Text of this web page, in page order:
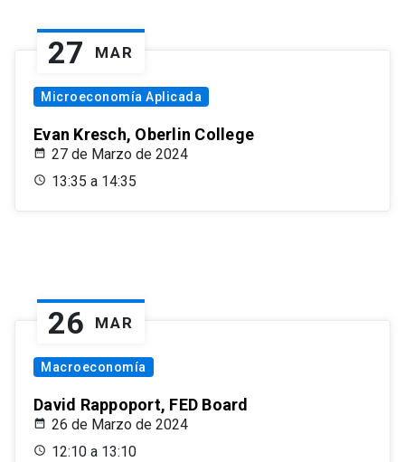
27 MAR
Microeconomía Aplicada
Evan Kresch, Oberlin College
27 de Marzo de 2024
13:35 a 14:35
26 MAR
Macroeconomía
David Rappoport, FED Board
26 de Marzo de 2024
12:10 a 13:10